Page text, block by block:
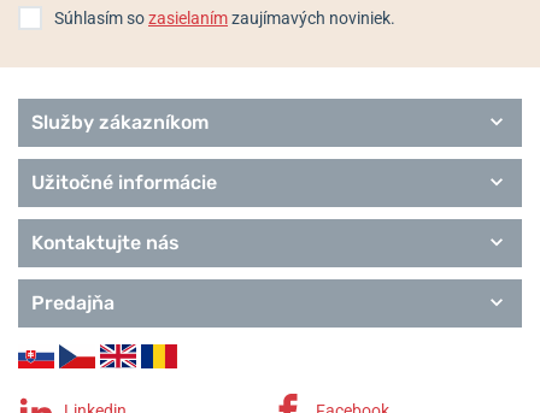
Súhlasím sozasielanímzaujímavých noviniek.
Služby zákazníkom
Užitočné informácie
Kontaktujte nás
Predajňa